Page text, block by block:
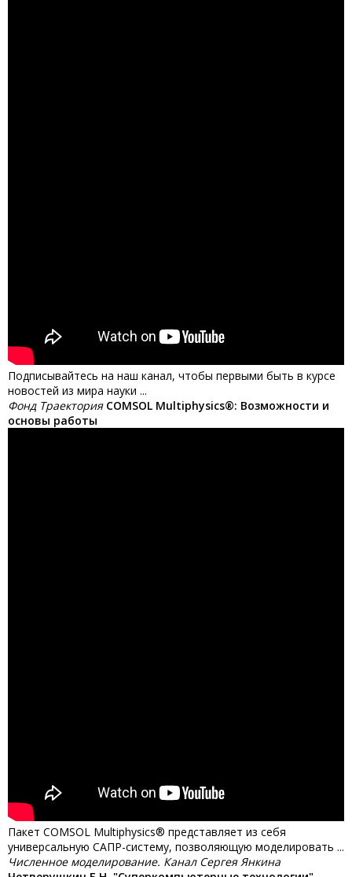
Подписывайтесь на наш канал, чтобы первыми быть в курсе
новостей из мира науки ...
Фонд Траектория COMSOL Multiphysics®: Возможности и
основы работы
Пакет COMSOL Multiphysics® представляет из себя
универсальную CАПР-систему, позволяющую моделировать ...
Численное моделирование. Канал Сергея Янкина